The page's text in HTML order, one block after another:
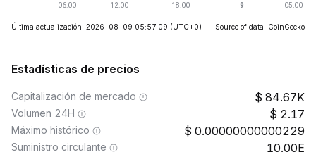
Última actualización: 2026-08-09 05:57:09 (UTC+0) Source of data: CoinGecko
Estadísticas de precios
Capitalización de mercado 84.67K
Volumen 24H 2.17
Máximo histórico 0.00000000000229
Suministro circulante 10.00E